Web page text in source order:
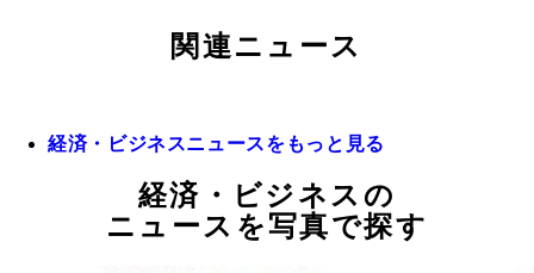
関連ニュース
経済・ビジネスニュースをもっと見る
経済・ビジネスの
ニュースを写真で探す